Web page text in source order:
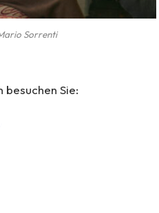
Sorrenti
Sie: